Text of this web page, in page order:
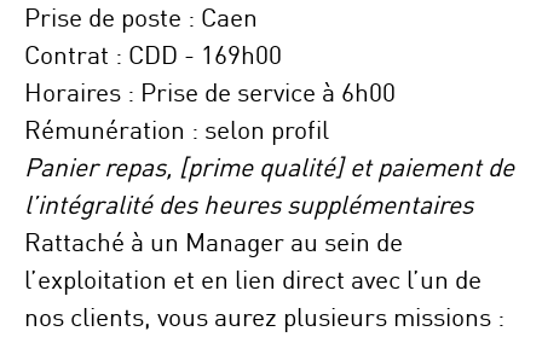
Prise de poste : Caen
Contrat : CDD - 169h00
Horaires : Prise de service à 6h00
Rémunération : selon profil
Panier repas, [prime qualité] et paiement de
l’intégralité des heures supplémentaires
Rattaché à un Manager au sein de
l’exploitation et en lien direct avec l’un de
nos clients, vous aurez plusieurs missions :